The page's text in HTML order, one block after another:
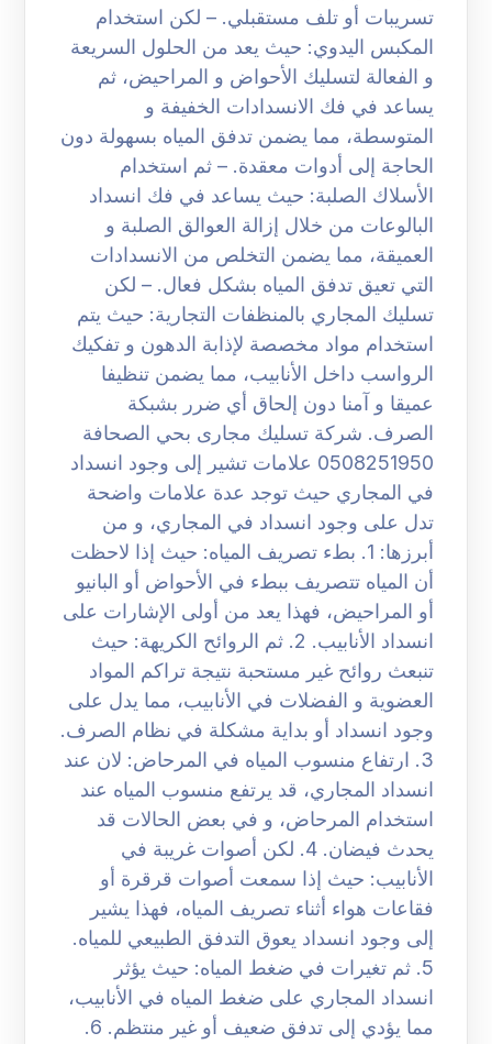
تسريبات أو تلف مستقبلي. – لكن استخدام
المكبس اليدوي: حيث يعد من الحلول السريعة
و الفعالة لتسليك الأحواض و المراحيض، ثم
يساعد في فك الانسدادات الخفيفة و
المتوسطة، مما يضمن تدفق المياه بسهولة دون
الحاجة إلى أدوات معقدة. – ثم استخدام
الأسلاك الصلبة: حيث يساعد في فك انسداد
البالوعات من خلال إزالة العوالق الصلبة و
العميقة، مما يضمن التخلص من الانسدادات
التي تعيق تدفق المياه بشكل فعال. – لكن
تسليك المجاري بالمنظفات التجارية: حيث يتم
استخدام مواد مخصصة لإذابة الدهون و تفكيك
الرواسب داخل الأنابيب، مما يضمن تنظيفا
عميقا و آمنا دون إلحاق أي ضرر بشبكة
الصرف. شركة تسليك مجارى بحي الصحافة
0508251950 علامات تشير إلى وجود انسداد
في المجاري حيث توجد عدة علامات واضحة
تدل على وجود انسداد في المجاري، و من
أبرزها: 1. بطء تصريف المياه: حيث إذا لاحظت
أن المياه تتصريف ببطء في الأحواض أو البانيو
أو المراحيض، فهذا يعد من أولى الإشارات على
انسداد الأنابيب. 2. ثم الروائح الكريهة: حيث
تنبعث روائح غير مستحبة نتيجة تراكم المواد
العضوية و الفضلات في الأنابيب، مما يدل على
وجود انسداد أو بداية مشكلة في نظام الصرف.
3. ارتفاع منسوب المياه في المرحاض: لان عند
انسداد المجاري، قد يرتفع منسوب المياه عند
استخدام المرحاض، و في بعض الحالات قد
يحدث فيضان. 4. لكن أصوات غريبة في
الأنابيب: حيث إذا سمعت أصوات قرقرة أو
فقاعات هواء أثناء تصريف المياه، فهذا يشير
إلى وجود انسداد يعوق التدفق الطبيعي للمياه.
5. ثم تغيرات في ضغط المياه: حيث يؤثر
انسداد المجاري على ضغط المياه في الأنابيب،
مما يؤدي إلى تدفق ضعيف أو غير منتظم. 6.